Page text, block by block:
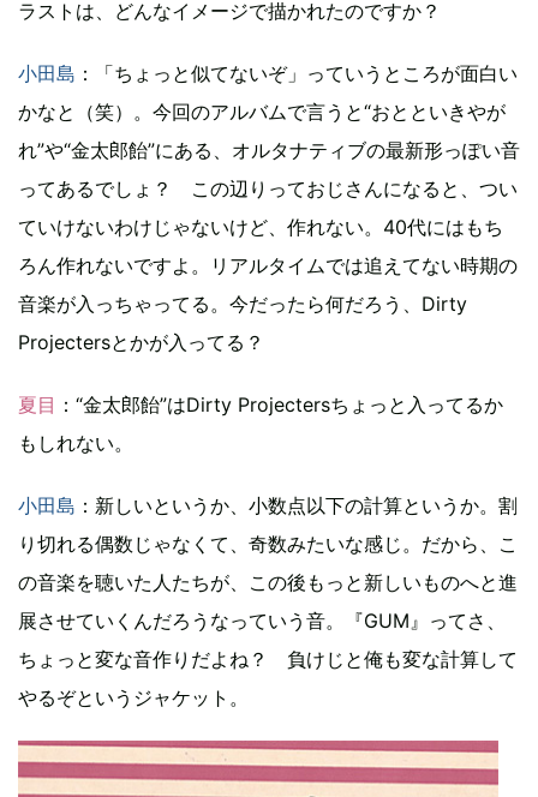
ラストは、どんなイメージで描かれたのですか？
小田島 ：「ちょっと似てないぞ」っていうところが面白い
かなと（笑）。今回のアルバムで言うと“おとといきやが
れ”や“金太郎飴”にある、オルタナティブの最新形っぽい音
ってあるでしょ？ この辺りっておじさんになると、つい
ていけないわけじゃないけど、作れない。40代にはもち
ろん作れないですよ。リアルタイムでは追えてない時期の
音楽が入っちゃってる。今だったら何だろう、Dirty
Projectersとかが入ってる？
夏目 ：“金太郎飴”はDirty Projectersちょっと入ってるか
もしれない。
小田島 ：新しいというか、小数点以下の計算というか。割
り切れる偶数じゃなくて、奇数みたいな感じ。だから、こ
の音楽を聴いた人たちが、この後もっと新しいものへと進
展させていくんだろうなっていう音。『GUM』ってさ、
ちょっと変な音作りだよね？ 負けじと俺も変な計算して
やるぞというジャケット。